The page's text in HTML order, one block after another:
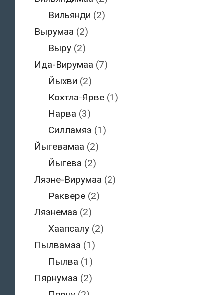
Вильянди (2)
Вырумаа (2)
Выру (2)
Ида-Вирумаа (7)
Йыхви (2)
Кохтла-Ярве (1)
Нарва (3)
Силламяэ (1)
Йыгевамаа (2)
Йыгева (2)
Ляэне-Вирумаа (2)
Раквере (2)
Ляэнемаа (2)
Хаапсалу (2)
Пылвамаа (1)
Пылва (1)
Пярнумаа (2)